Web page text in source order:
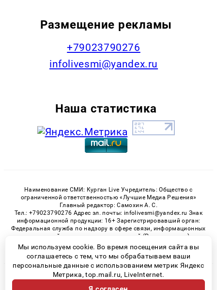
Размещение рекламы
+79023790276
infolivesmi@yandex.ru
Наша статистика
Наименование СМИ: Курган Live Учредитель: Общество с
ограниченной ответственностью «Лучшие Медиа Решения»
Главный редактор: Самохин А. С.
Тел.: +79023790276 Адрес эл. почты: infolivesmi@yandex.ru Знак
информационной продукции: 16+ Зарегистрировавший орган:
Федеральная служба по надзору в сфере связи, информационных
технологий и массовых коммуникаций (Роскомнадзор)
Регистрационный номер СМИ ЭЛ № ФС 77 - 82535 от 21.01.2022
© 2026 «Kurgan-Live» | Все права защищены
Возрастная категория сайта 16+
Мы используем cookie. Во время посещения сайта вы
соглашаетесь с тем, что мы обрабатываем ваши
персональные данные с использованием метрик Яндекс
Метрика, top.mail.ru, LiveInternet.